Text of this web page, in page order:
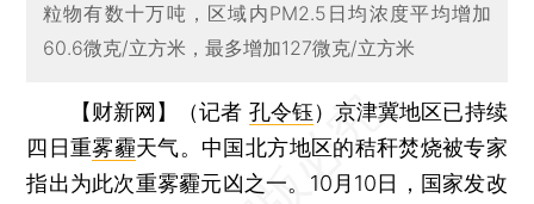
粒物有数十万吨，区域内PM2.5日均浓度平均增加
60.6微克/立方米，最多增加127微克/立方米
【财新网】（记者 孔令钰） 京津冀地区已持续
四日重雾霾天气。中国北方地区的秸秆焚烧被专家
指出为此次重雾霾元凶之一。10月10日，国家发改